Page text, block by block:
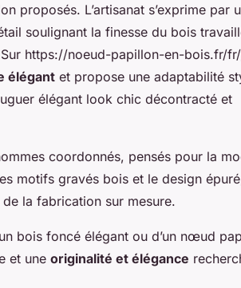
proposés. L’artisanat s’exprime par
soulignant la finesse du bois
https://noeud-papillon-en-bois.fr/
élégant et propose une adaptabilité
élégant look chic décontracté et
coordonnés, pensés pour la
motifs gravés bois et le design
la fabrication sur mesure.
bois foncé élégant ou d’un nœud
et une originalité et élégance